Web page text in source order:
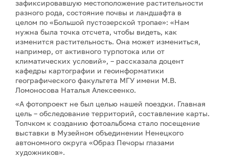
зафиксировавшую местоположение растительности
разного рода, состояние почвы и ландшафта в
целом по «Большой пустозерской тропае»: «Нам
нужна была точка отсчета, чтобы видеть, как
изменится растительность. Она может измениться,
например, от активного турпотока или от
климатических условий», – рассказала доцент
кафедры картографии и геоинформатики
географического факультета МГУ имени М.В.
Ломоносова Наталья Алексеенко.
«А фотопроект не был целью нашей поездки. Главная
цель – обследование территорий, составление карты.
Толчком к созданию фотоальбома стало посещение
выставки в Музейном объединении Ненецкого
автономного округа «Образ Печоры глазами
художников».